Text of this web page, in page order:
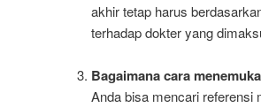
akhir tetap harus
terhadap dokter yang
Bagaimana cara
Anda bisa mencari referensi